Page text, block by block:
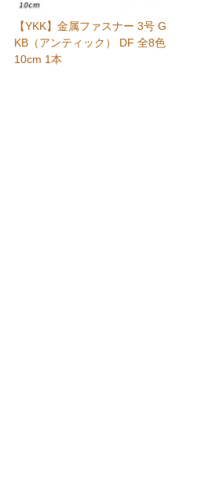
【YKK】金属ファスナー 3号 G
KB（アンティック） DF 全8色
10cm 1本